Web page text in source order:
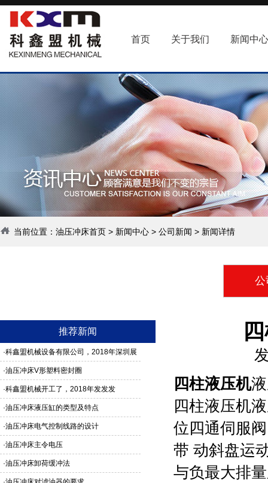
首页 关于我们 新闻中心
当前位置： 油压冲床首页 > 新闻中心 > 公司新闻 > 新闻详情
公
推荐新闻
·科鑫盟机械设备有限公司，2018年深圳展
馆3G24号，欢迎新老客户莅临参观
·油压冲床V形塑料密封圈
·科鑫盟机械开工了，2018年发发发
·油压冲床液压缸的类型及特点
·油压冲床电气控制线路的设计
·油压冲床主令电压
·油压冲床卸荷缓冲法
四柱液压机
四柱液压机
位四通伺服
带 动斜盘运
与负最大排